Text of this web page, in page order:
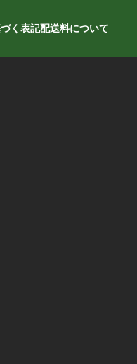
く表記配送料について